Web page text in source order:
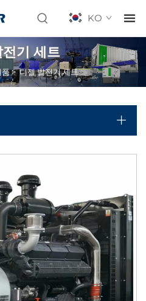
KO
기 세트
>디젤 발전기 세트